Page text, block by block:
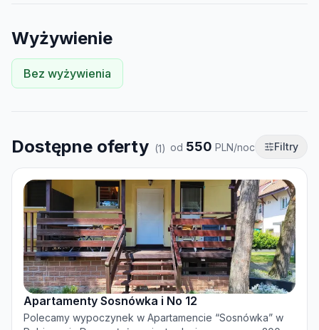
Wyżywienie
Bez wyżywienia
Dostępne oferty (1) od 550 PLN/noc Filtry
Apartamenty Sosnówka i No 12
Polecamy wypoczynek w Apartamencie “Sosnówka” w